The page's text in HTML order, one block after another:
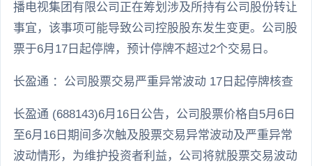
播电视集团有限公司正在筹划涉及所持有公司股份转让
事宜，该事项可能导致公司控股股东发生变更。公司股
票于6月17日起停牌，预计停牌不超过2个交易日。
长盈通 ：公司股票交易严重异常波动 17日起停牌核查
长盈通 (688143)6月16日公告，公司股票价格自5月6日
至6月16日期间多次触及股票交易异常波动及严重异常
波动情形，为维护投资者利益，公司将就股票交易波动